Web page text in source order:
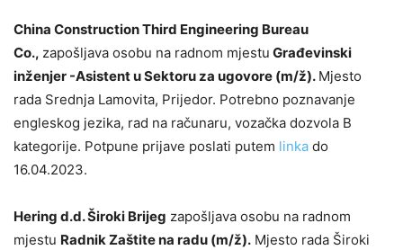
China Construction Third Engineering Bureau
Co., zapošljava osobu na radnom mjestu Građevinski
inženjer -Asistent u Sektoru za ugovore (m/ž). Mjesto
rada Srednja Lamovita, Prijedor. Potrebno poznavanje
engleskog jezika, rad na računaru, vozačka dozvola B
kategorije. Potpune prijave poslati putem linka do
16.04.2023.
Hering d.d. Široki Brijeg zapošljava osobu na radnom
mjestu Radnik Zaštite na radu (m/ž). Mjesto rada Široki